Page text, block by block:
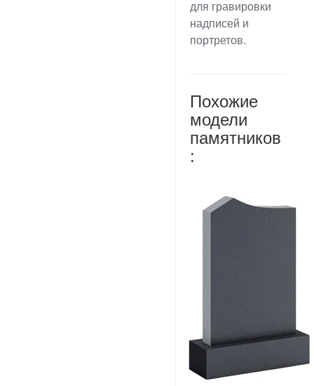
для гравировки
надписей и
портретов.
Похожие
модели
памятников
: